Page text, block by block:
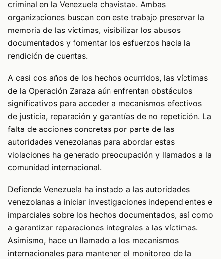
criminal en la Venezuela chavista». Ambas
organizaciones buscan con este trabajo preservar la
memoria de las víctimas, visibilizar los abusos
documentados y fomentar los esfuerzos hacia la
rendición de cuentas.
A casi dos años de los hechos ocurridos, las víctimas
de la Operación Zaraza aún enfrentan obstáculos
significativos para acceder a mecanismos efectivos
de justicia, reparación y garantías de no repetición. La
falta de acciones concretas por parte de las
autoridades venezolanas para abordar estas
violaciones ha generado preocupación y llamados a la
comunidad internacional.
Defiende Venezuela ha instado a las autoridades
venezolanas a iniciar investigaciones independientes e
imparciales sobre los hechos documentados, así como
a garantizar reparaciones integrales a las víctimas.
Asimismo, hace un llamado a los mecanismos
internacionales para mantener el monitoreo de la